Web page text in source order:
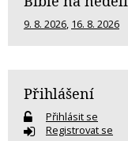
9. 8. 2026, 16. 8. 2026
Přihlášení
Přihlásit se
Registrovat se